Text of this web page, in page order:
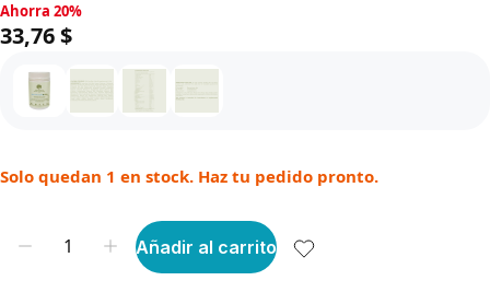
Ahorra 20%, 33,76 $
Ahorra 20%
33,76 $
Solo quedan 1 en stock. Haz tu pedido pronto.
Añadir al carrito